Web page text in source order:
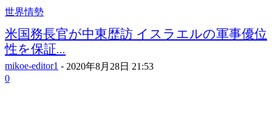
世界情勢
米国務長官が中東歴訪 イスラエルの軍事優位
性を保証...
mikoe-editor1 - 2020年8月28日 21:53
0